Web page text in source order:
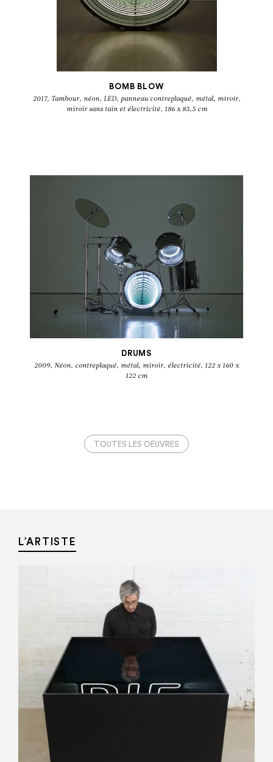
IVÁN NAVARRO
Fanfare
BOMB BLOW
2017, Tambour, néon, LED, panneau contreplaqué, métal, miroir,
miroir sans tain et électricité, 186 x 83,5 cm
DRUMS
2009, Néon, contreplaqué, métal, miroir, électricité, 122 x 160 x
122 cm
TOUTES LES OEUVRES
L’ARTISTE